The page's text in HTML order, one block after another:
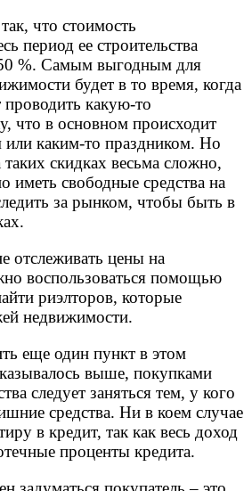
что стоимость
период ее строительства
%. Самым выгодным для
будет в то время, когда
какую-то
что в основном происходит
каким-то праздником. Но
скидках весьма сложно,
иметь свободные средства на
за рынком, чтобы быть в
отслеживать цены на
воспользоваться помощью
риэлторов, которые
недвижимости.
еще один пункт в этом
выше, покупками
следует заняться тем, у кого
средства. Ни в коем случае
в кредит, так как весь доход
проценты кредита.